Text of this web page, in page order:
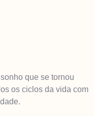
que se tornou
os ciclos da vida com